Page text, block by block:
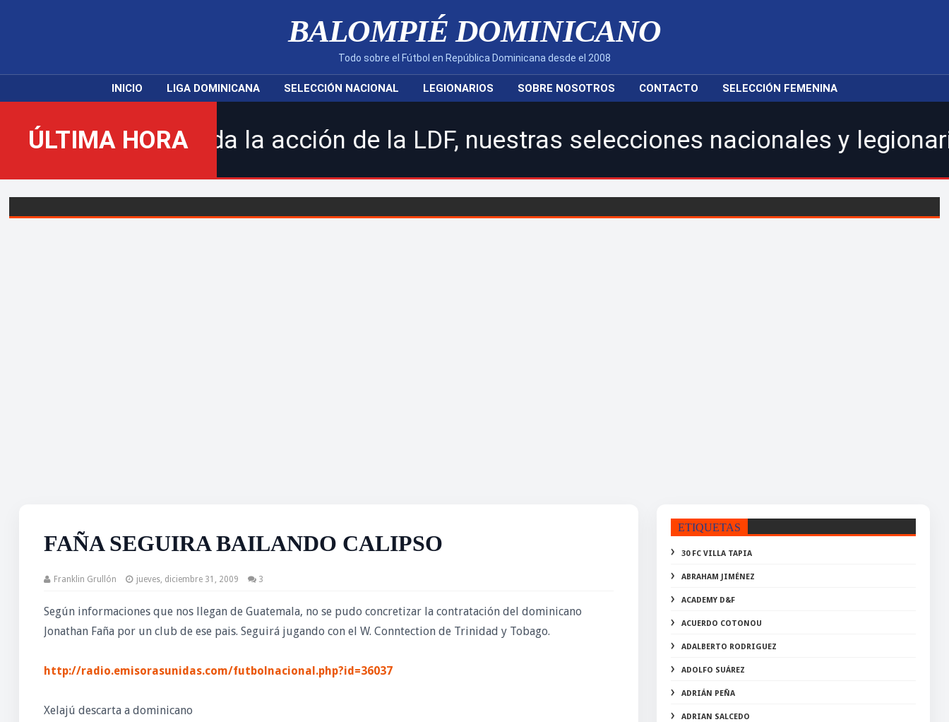
BALOMPIÉ DOMINICANO
Todo sobre el Fútbol en República Dominicana desde el 2008
INICIO LIGA DOMINICANA SELECCIÓN NACIONAL LEGIONARIOS SOBRE NOSOTROS CONTACTO SELECCIÓN FEMENINA
ÚLTIMA HORA
toda la acción de la LDF, nuestras selecciones nacionales y
FAÑA SEGUIRA BAILANDO CALIPSO
Franklin Grullón jueves, diciembre 31, 2009 3
Según informaciones que nos llegan de Guatemala, no se pudo concretizar la contratación del dominicano
Jonathan Faña por un club de ese pais. Seguirá jugando con el W. Conntection de Trinidad y Tobago.
http://radio.emisorasunidas.com/futbolnacional.php?id=36037
Xelajú descarta a dominicano
ETIQUETAS
30 FC VILLA TAPIA
ABRAHAM JIMÉNEZ
ACADEMY D&F
ACUERDO COTONOU
ADALBERTO RODRIGUEZ
ADOLFO SUÁREZ
ADRIÁN PEÑA
ADRIAN SALCEDO